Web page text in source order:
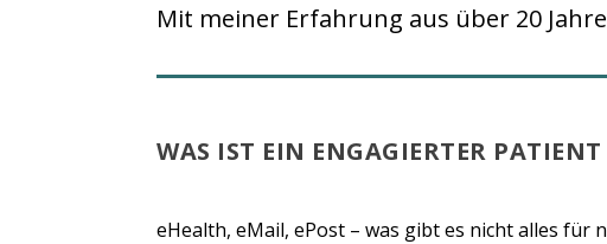
Mit meiner Erfahrung aus über 20
WAS IST EIN ENGAGIERTER
eHealth, eMail, ePost – was gibt es nicht alles für